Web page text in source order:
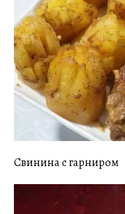
Свинина с гарниром